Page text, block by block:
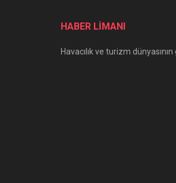
HABER LİMANI
Havacılık ve turizm